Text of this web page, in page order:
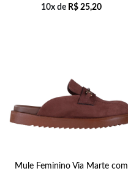
10x de R$25,20
Mule Feminino Via Marte com